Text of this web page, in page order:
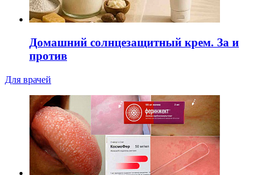
Домашний солнцезащитный крем. За и
против
Для врачей